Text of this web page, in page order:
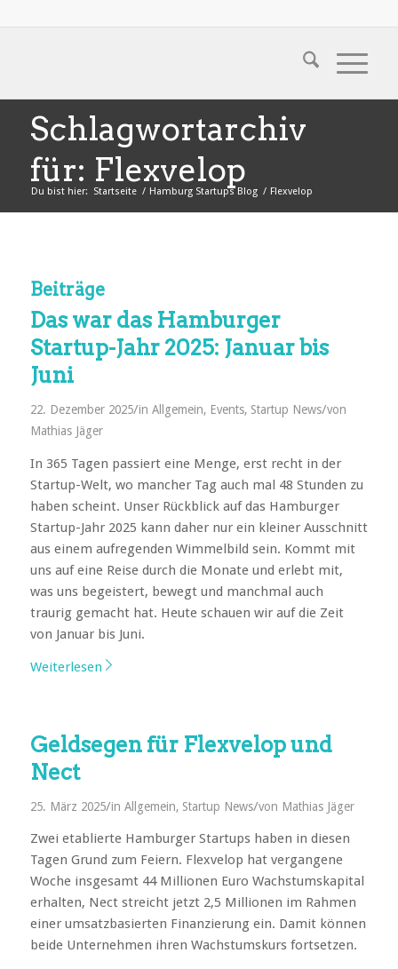
Schlagwortarchiv
für: Flexvelop
Du bist hier: Startseite / Hamburg Startups Blog / Flexvelop
Beiträge
Das war das Hamburger
Startup-Jahr 2025: Januar bis
Juni
22. Dezember 2025/in Allgemein, Events, Startup News/von
Mathias Jäger
In 365 Tagen passiert eine Menge, erst recht in der
Startup-Welt, wo mancher Tag auch mal 48 Stunden zu
haben scheint. Unser Rückblick auf das Hamburger
Startup-Jahr 2025 kann daher nur ein kleiner Ausschnitt
aus einem aufregenden Wimmelbild sein. Kommt mit
uns auf eine Reise durch die Monate und erlebt mit,
was uns begeistert, bewegt und manchmal auch
traurig gemacht hat. Heute schauen wir auf die Zeit
von Januar bis Juni.
Weiterlesen
Geldsegen für Flexvelop und
Nect
25. März 2025/in Allgemein, Startup News/von Mathias Jäger
Zwei etablierte Hamburger Startups haben in diesen
Tagen Grund zum Feiern. Flexvelop hat vergangene
Woche insgesamt 44 Millionen Euro Wachstumskapital
erhalten, Nect streicht jetzt 2,5 Millionen im Rahmen
einer umsatzbasierten Finanzierung ein. Damit können
beide Unternehmen ihren Wachstumskurs fortsetzen.